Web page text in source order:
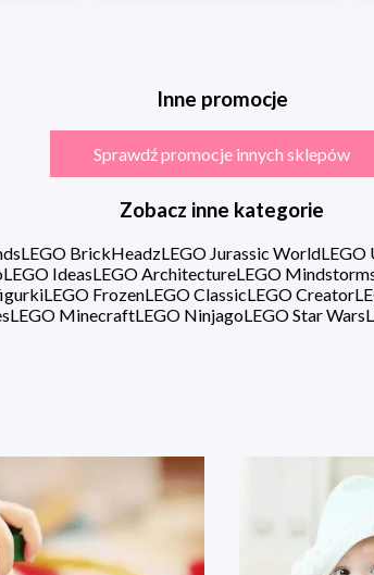
Inne promocje
Sprawdź promocje innych sklepów
Zobacz inne kategorie
LEGO BrickHeadzLEGO Jurassic World
LEGO IdeasLEGO ArchitectureLEGO
LEGO FrozenLEGO ClassicLEGO Creator
LEGO MinecraftLEGO NinjagoLEGO Star Wars